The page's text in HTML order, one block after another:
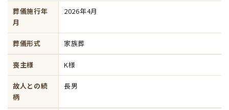
葬儀施行年
月
2026年4月
葬儀形式 家族葬
喪主様 K様
故人との続
柄
長男